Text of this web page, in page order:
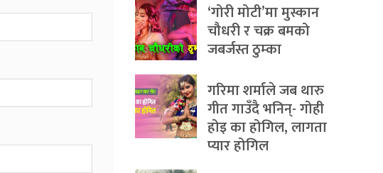
‘गोरी मोटी’मा मुस्कान
चौधरी र चक्र बमको
जबर्जस्त ठुम्का
गरिमा शर्माले जब थारु
गीत गाउँदै भनिन्- गोही
होइ का होगिल, लागता
प्यार होगिल